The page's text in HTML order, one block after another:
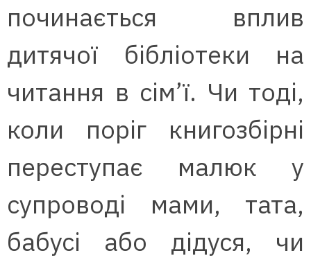
починається вплив
дитячої бібліотеки на
читання в сім’ї. Чи тоді,
коли поріг книгозбірні
переступає малюк у
супроводі мами, тата,
бабусі або дідуся, чи